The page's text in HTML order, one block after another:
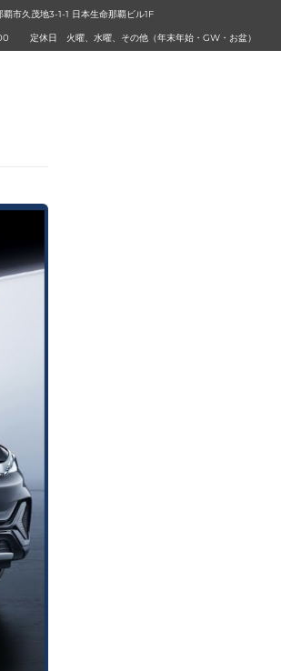
市久茂地3-1-1 日本生命那覇ビル1F
定休日 火曜、水曜、その他（年末年始・GW・お盆）